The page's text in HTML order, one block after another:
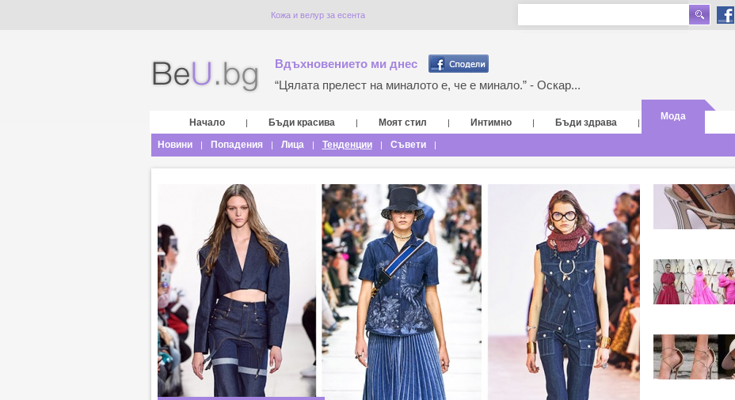
Кожа и велур за есента
Вдъхновението ми днес
“Цялата прелест на миналото е, че е минало.” - Оскар...
Начало | Бъди красива | Моят стил | Интимно | Бъди здрава |
Мода
Новини | Попадения | Лица | Тенденции | Съвети |